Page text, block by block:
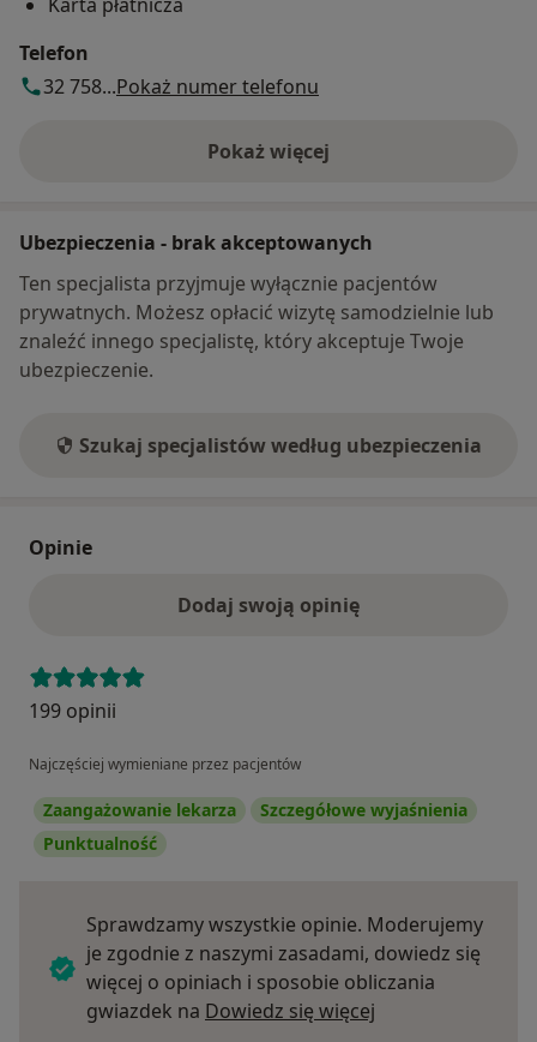
Telefon
32 758...Pokaż numer telefonu
Pokaż więcej
o adresie
Ubezpieczenia - brak akceptowanych
Ten specjalista przyjmuje wyłącznie pacjentów
prywatnych. Możesz opłacić wizytę samodzielnie lub
znaleźć innego specjalistę, który akceptuje Twoje
ubezpieczenie.
Szukaj specjalistów według ubezpieczenia
Opinie
Dodaj swoją opinię
199 opinii
Najczęściej wymieniane przez pacjentów
Zaangażowanie lekarza
Szczegółowe wyjaśnienia
Punktualność
Sprawdzamy wszystkie opinie. Moderujemy
je zgodnie z naszymi zasadami, dowiedz się
więcej o opiniach i sposobie obliczania
gwiazdek na Dowiedz się więcej